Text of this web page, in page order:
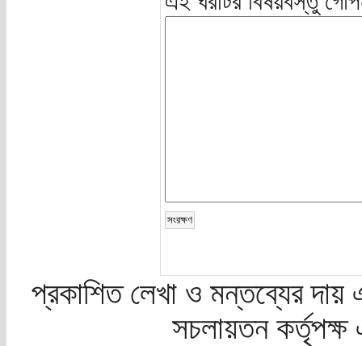
প্রকাশিত লেখা ও মন্তব্যের দায়
সচলায়তন